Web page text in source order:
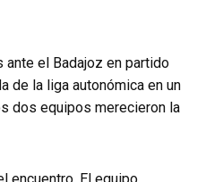
ante el Badajoz en partido
de la liga autonómica en un
dos equipos merecieron la